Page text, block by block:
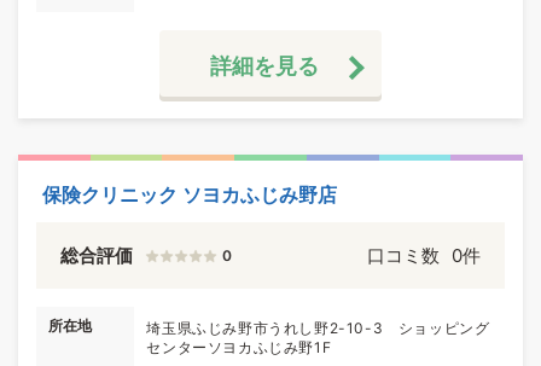
詳細を見る
保険クリニック ソヨカふじみ野店
総合評価 0 口コミ数 0件
所在地
埼玉県ふじみ野市うれし野2-10-3 ショッピング
センターソヨカふじみ野1F